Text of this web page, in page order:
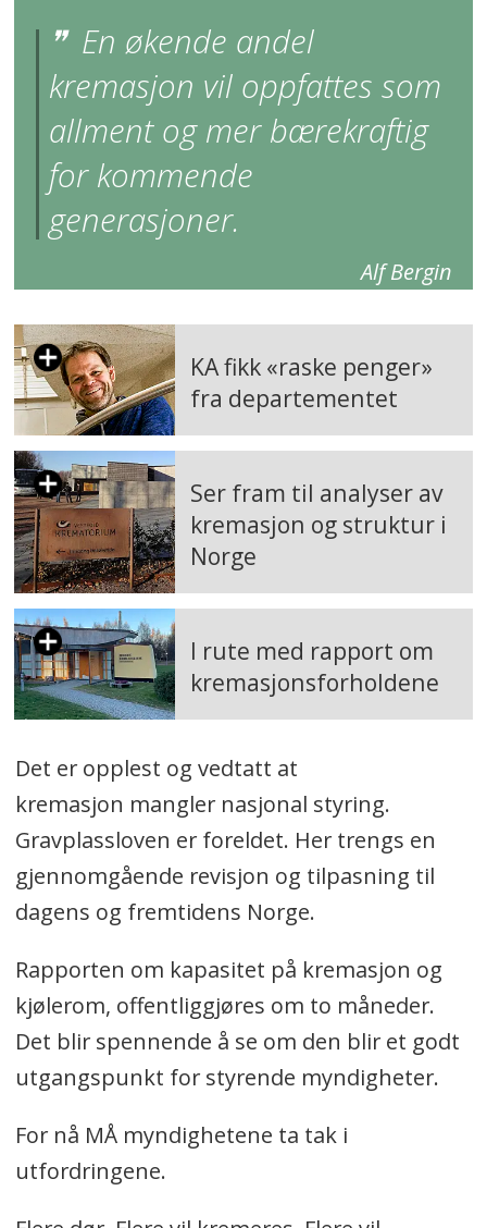
En økende andel
kremasjon vil oppfattes som
allment og mer bærekraftig
for kommende
generasjoner.
Alf Bergin
KA fikk «raske penger»
fra departementet
Ser fram til analyser av
kremasjon og struktur i
Norge
I rute med rapport om
kremasjons­forholdene
Det er opplest og vedtatt at
kremasjon mangler nasjonal styring.
Gravplassloven er foreldet. Her trengs en
gjennomgående revisjon og tilpasning til
dagens og fremtidens Norge.
Rapporten om kapasitet på kremasjon og
kjølerom, offentliggjøres om to måneder.
Det blir spennende å se om den blir et godt
utgangspunkt for styrende myndigheter.
For nå MÅ myndighetene ta tak i
utfordringene.